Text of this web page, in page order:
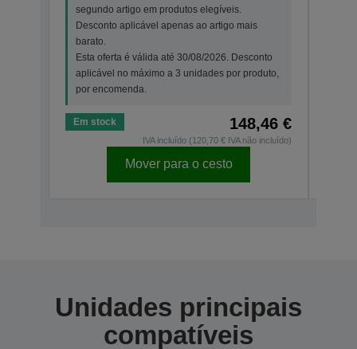
segundo artigo em produtos elegíveis.
Desconto aplicável apenas ao artigo mais
barato.
Esta oferta é válida até 30/08/2026. Desconto
aplicável no máximo a 3 unidades por produto,
por encomenda.
Em stock 148,46 €
IVA incluído (120,70 € IVA não incluído)
Mover para o cesto
Unidades principais
compatíveis